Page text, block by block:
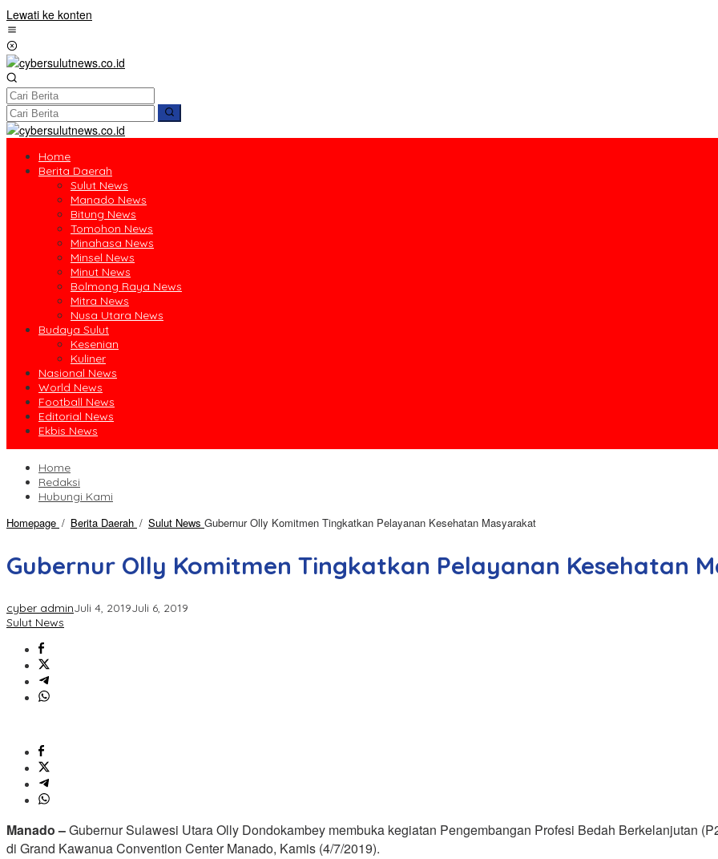
Lewati ke konten
Home
Berita Daerah
Sulut News
Manado News
Bitung News
Tomohon News
Minahasa News
Minsel News
Minut News
Bolmong Raya News
Mitra News
Nusa Utara News
Budaya Sulut
Kesenian
Kuliner
Nasional News
World News
Football News
Editorial News
Ekbis News
Home
Redaksi
Hubungi Kami
Homepage / Berita Daerah / Sulut News Gubernur Olly Komitmen Tingkatkan Pelayanan Kesehatan Masyarakat
Gubernur Olly Komitmen Tingkatkan Pelayanan Kesehatan
cyber adminJuli 4, 2019Juli 6, 2019
Sulut News
Manado –Gubernur Sulawesi Utara Olly Dondokambey membuka kegiatan Pengembangan Profesi Bedah Berkelanjutan
di Grand Kawanua Convention Center Manado, Kamis (4/7/2019).